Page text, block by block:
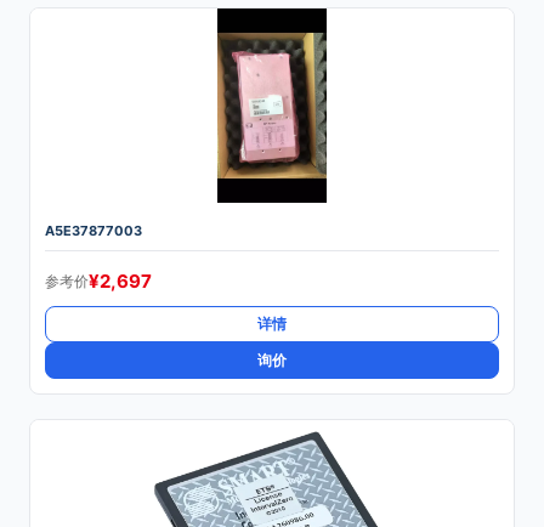
A5E37877003
参考价¥2,697
详情
询价